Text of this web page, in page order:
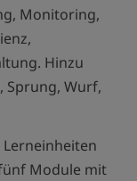
Monitoring,
Hinzu
Sprung, Wurf,
Module mit